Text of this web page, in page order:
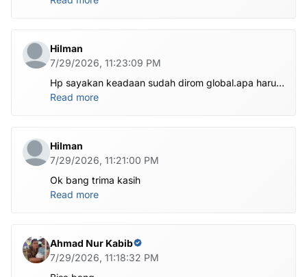
Hilman
7/29/2026, 11:23:09 PM
Hp sayakan keadaan sudah dirom global.apa harus
ditest poin dlu bang
Read more
Hilman
7/29/2026, 11:21:00 PM
Ok bang trima kasih
Read more
Ahmad Nur Kabib
7/29/2026, 11:18:32 PM